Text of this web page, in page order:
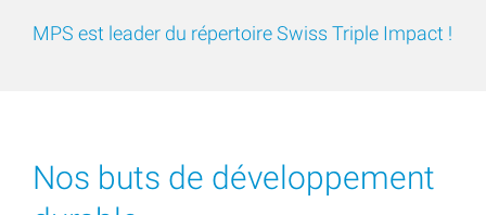
MPS est leader du répertoire Swiss Triple Impact !
Nos buts de développement